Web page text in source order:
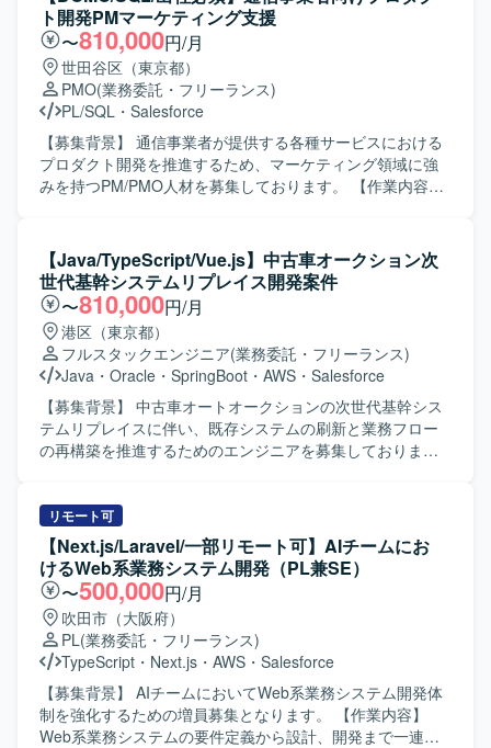
どを行っていただきます。スクラム開発体制のもと、要件
定義のリードとしてプロジェクトを推進していただきま
す。 【求める人物像】 要件定義から設計・開発まで主体的
にリードいただける方を求めています。チーム開発におい
てコミュニケーションを取りながら、スクラム開発のプロ
セスに柔軟に対応できる方が望ましいです。 【ポジション
の魅力】 生成AIやLLMを活用した先進的な顧客対応AIアシ
スタントの開発に上流工程から関わっていただけます。要
件定義リードとして裁量を持ってプロジェクトを推進しつ
用したAIチャットと管理画面の開発を行い、外部サービス
との連携やクラウド環境構築を含むWebシステム開発環境
で作業していただきます。
ト開発PMマーケティング支援
〜810,000円/月
世田谷区（東京都）
PMO(業務委託・フリーランス)
PL/SQL ・ Salesforce
【募集背景】 通信事業者が提供する各種サービスにおける
プロダクト開発を推進するため、マーケティング領域に強
みを持つPM/PMO人材を募集しております。 【作業内容】
ジェクト推進をご担当いただきます。主担当としてマーケ
ティング寄りのデータ分析業務に携わっていただき、各種
データを用いた施策検討や意思決定の支援を行っていただ
きます。 【求める人物像】 マーケティング領域のデータ分
析に主体的に取り組み、関係者と円滑にコミュニケーショ
ンを取りながらプロジェクトを推進できる方を求めており
ます。英語を用いたコミュニケーションにも前向きに取り
組み、ビジネス観点と技術観点の両面から価値提供いただ
ける方が望ましいです。 【ポジションの魅力】 大規模な通
信事業者向けサービス開発にPM/PMOとして関わること
グプラットフォームのデータを扱いながら、事業インパク
トの大きい意思決定に貢献していただけます。 【開発環
境】 DOMOや各種BIツール、GA4、Salesforce、SQLなど
を用いたデータ分析環境で業務を行っていただきます。
【Java/TypeScript/Vue.js】中古車オークション次
世代基幹システムリプレイス開発案件
〜810,000円/月
港区（東京都）
フルスタックエンジニア(業務委託・フリーランス)
Java ・ Oracle ・ SpringBoot ・ AWS ・ Salesforce
【募集背景】 中古車オートオークションの次世代基幹シス
テムリプレイスに伴い、既存システムの刷新と業務フロー
の再構築を推進するためのエンジニアを募集しておりま
Vue.js（v3）およびTypeScriptを用いた操作性の高いSPAフ
ロントエンドの設計・実装、Java（Spring Boot）による堅
牢なバックエンドの設計・開発を行っていただきます。
AI（プロンプト）を活用したソースコードおよびテストコ
ードの自動生成と実装を行い、オンプレミスOracleと
AWS（ECS）を組み合わせたハイブリッド環境で開発を進
めていただきます。 【求める人物像】 AI駆動開発に対して
積極的かつ柔軟に取り組み、新しい技術や開発手法の活用
に前向きな方を求めております。チームメンバーと円滑に
コミュニケーションを取りながら、大規模プロジェクトで
主体的に動ける方が望ましいです。 【ポジションの魅力】
リモート可
【Next.js/Laravel/一部リモート可】AIチームにお
けるWeb系業務システム開発（PL兼SE）
〜500,000円/月
吹田市（大阪府）
PL(業務委託・フリーランス)
TypeScript ・ Next.js ・ AWS ・ Salesforce
【募集背景】 AIチームにおいてWeb系業務システム開発体
制を強化するための増員募集となります。 【作業内容】
Web系業務システムの要件定義から設計、開発まで一連の